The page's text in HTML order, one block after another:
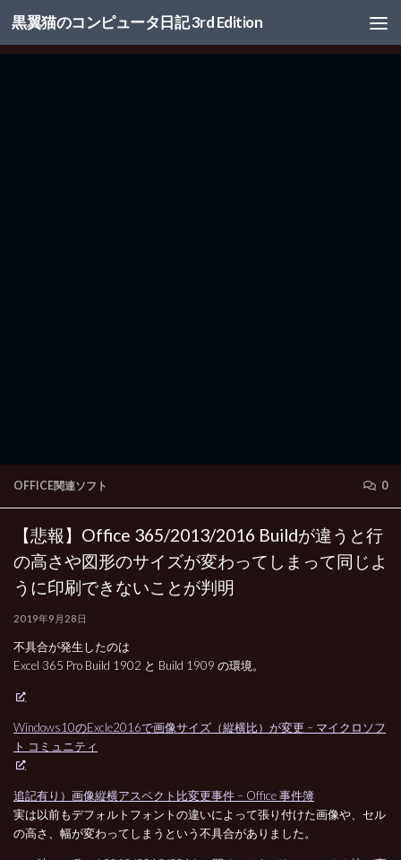
コンテンツへスキップ
黒翼猫のコンピュータ日記 3rd Edition
OFFICE関連ソフト 0
【悲報】Office 365/2013/2016 Buildが違うと行
の高さや図形のサイズが変わってしまって同じよ
うに印刷できないことが判明
2019年9月28日
不具合が発生したのは
Excel 365 Pro Build 1902 と Build 1909 の環境。
Windows10のExcle2016で画像サイズ（縦横比）が変更 – マイクロソフ
ト コミュニティ
追記有り）画像縦横アスペクト比変更事件 – Office 事件簿
実は以前もデフォルトフォントの違いによって張り付けた画像や、セル
の高さ、幅が変わってしまうという不具合がありました。